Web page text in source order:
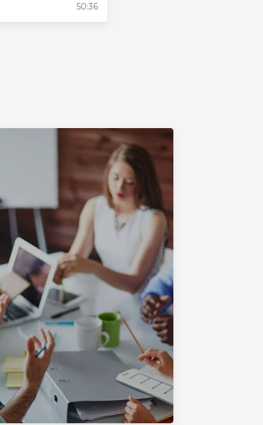
50:36